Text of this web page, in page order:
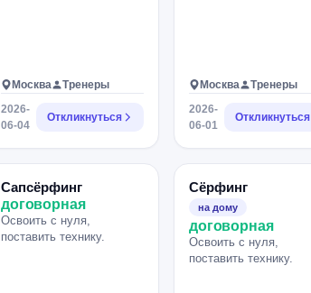
Москва
Тренеры
2026-
06-04
Откликнуться
Москва
Тренеры
2026-
06-01
Откликнуться
Сапсёрфинг
договорная
Освоить с нуля,
поставить технику.
Сёрфинг
на дому
договорная
Освоить с нуля,
поставить технику.